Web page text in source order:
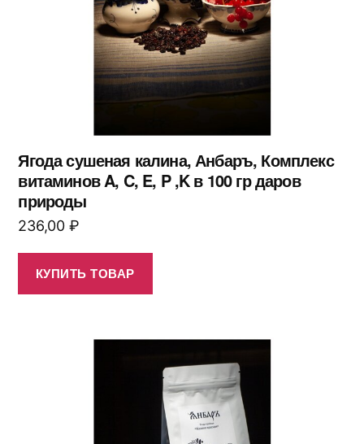
Ягода сушеная калина, Анбаръ, Комплекс
витаминов A, C, E, P ,K в 100 гр даров
природы
236,00 ₽
КУПИТЬ ТОВАР